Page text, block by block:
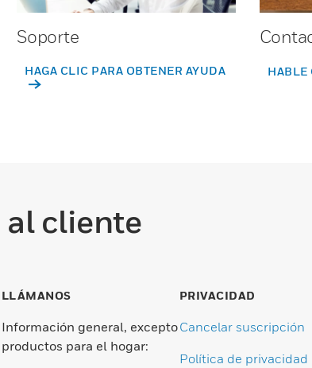
Soporte
HAGA CLIC PARA OBTENER AYUDA HABLE
cliente
LLÁMANOS
Información general, excepto
productos para el hogar:
PRIVACIDAD
Cancelar suscripción
Política de privacidad